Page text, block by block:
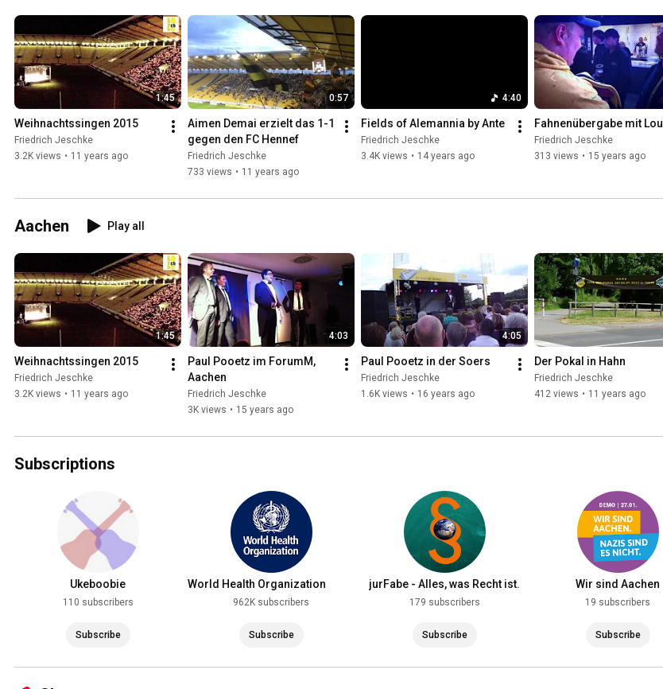
1:45
Weihnachtssingen 2015
Friedrich Jeschke
3.2K views • 11 years ago
0:57
Aimen Demai erzielt das 1-1
gegen den FC Hennef
Friedrich Jeschke
733 views • 11 years ago
4:40
Fields of Alemannia by Ante
Friedrich Jeschke
3.4K views • 14 years ago
Fahnenübergabe mit Lou
Friedrich Jeschke
313 views • 15 years ago
Aachen Play all
1:45
Weihnachtssingen 2015
Friedrich Jeschke
3.2K views • 11 years ago
4:03
Paul Pooetz im ForumM,
Aachen
Friedrich Jeschke
3K views • 15 years ago
4:05
Paul Pooetz in der Soers
Friedrich Jeschke
1.6K views • 16 years ago
Der Pokal in Hahn
Friedrich Jeschke
412 views • 11 years ago
Subscriptions
Ukeboobie
110 subscribers
Subscribe
World Health Organization
962K subscribers
Subscribe
jurFabe - Alles, was Recht ist.
179 subscribers
Subscribe
Wir sind Aachen
19 subscribers
Subscribe